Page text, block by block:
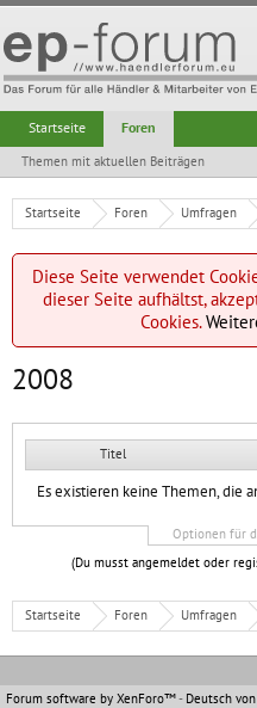
Startseite Foren Umfragen
Diese Seite verwendet
dieser Seite aufhältst,
Cookies.
2008
Titel
Es existieren keine Themen, die
Optionen für
(Du musst angemeldet oder
Startseite Foren Umfragen
Startseite Foren
Themen mit aktuellen Beiträgen
Forum software by XenForo™- Deutsch